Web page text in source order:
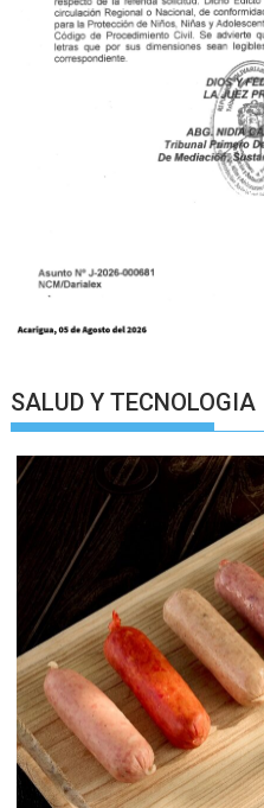
SALUD Y TECNOLOGIA